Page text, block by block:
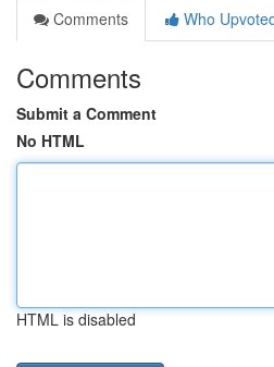
Comments
Who
Comments
Submit a Comment
No HTML
HTML is disabled